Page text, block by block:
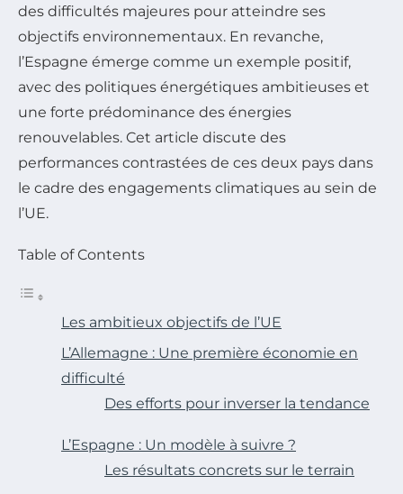
des difficultés majeures pour atteindre ses
objectifs environnementaux. En revanche,
l’Espagne émerge comme un exemple positif,
avec des politiques énergétiques ambitieuses et
une forte prédominance des énergies
renouvelables. Cet article discute des
performances contrastées de ces deux pays dans
le cadre des engagements climatiques au sein de
l’UE.
Table of Contents
Les ambitieux objectifs de l’UE
L’Allemagne : Une première économie en
difficulté
Des efforts pour inverser la tendance
L’Espagne : Un modèle à suivre ?
Les résultats concrets sur le terrain